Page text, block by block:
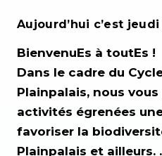
Aujourd’hui c’est
BienvenuEs à toutEs !
Dans le cadre du
Plainpalais, nous
activités égrenées
favoriser la
Plainpalais et ailleurs. .